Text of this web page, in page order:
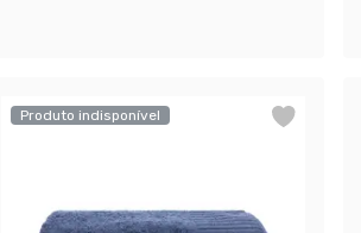
Produto indisponível